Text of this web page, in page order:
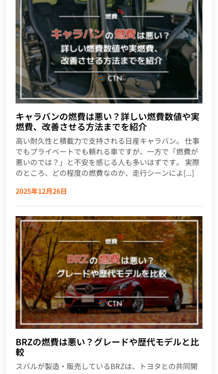
キャラバンの燃費は悪い？詳しい燃費数値や実
燃費、改善させる方法までを紹介
高い耐久性と積載力で支持される日産キャラバン。 仕事
でもプライベートでも頼れる車ですが、一方で「燃費が
悪いのでは？」と不安を感じる人も多いはずです。 実際
のところ、どの程度の燃費なのか、走行シーンによ[...]
2025年12月26日
BRZの燃費は悪い？グレードや歴代モデルと比
較
スバルが製造・販売しているBRZは、トヨタとの共同開